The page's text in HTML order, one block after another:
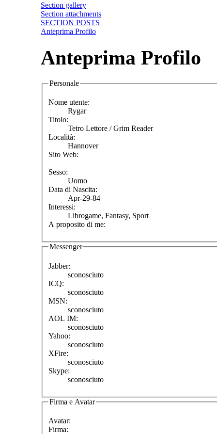
Section gallery
Section attachments
SECTION POSTS
Anteprima Profilo
Anteprima Profilo
Personale
Nome utente:
Rygar
Titolo:
Tetro Lettore / Grim Reader
Località:
Hannover
Sito Web:
Sesso:
Uomo
Data di Nascita:
Apr-29-84
Interessi:
Librogame, Fantasy, Sport
A proposito di me:
Messenger
Jabber:
sconosciuto
ICQ:
sconosciuto
MSN:
sconosciuto
AOL IM:
sconosciuto
Yahoo:
sconosciuto
XFire:
sconosciuto
Skype:
sconosciuto
Firma e Avatar
Avatar:
Firma: